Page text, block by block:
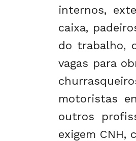
internos,
caixa,
do trabalho,
vagas para
motoristas
outros
exigem CNH,